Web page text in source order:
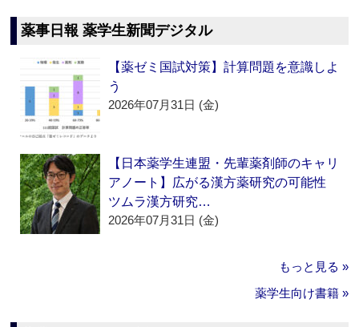
薬事日報 薬学生新聞デジタル
【薬ゼミ国試対策】計算問題を意識しよ
う
2026年07月31日 (金)
【日本薬学生連盟・先輩薬剤師のキャリ
アノート】広がる漢方薬研究の可能性
ツムラ漢方研究…
2026年07月31日 (金)
もっと見る »
薬学生向け書籍 »